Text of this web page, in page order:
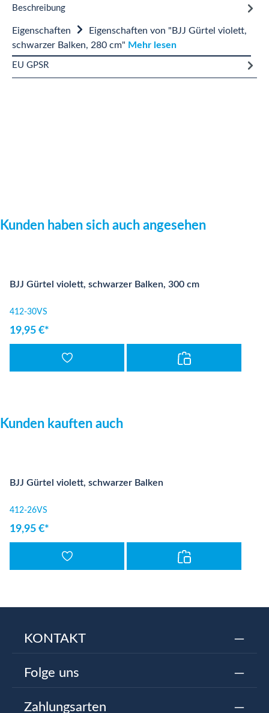
Beschreibung
Eigenschaften
Eigenschaften von "BJJ Gürtel violett,
schwarzer Balken, 280 cm" Mehr lesen
EU GPSR
Produktgalerie überspringen
Kunden haben sich auch angesehen
BJJ Gürtel violett, schwarzer Balken, 300 cm
412-30VS
19,95 €*
Produktgalerie überspringen
Kunden kauften auch
BJJ Gürtel violett, schwarzer Balken
412-26VS
19,95 €*
KONTAKT
Folge uns
Zahlungsarten